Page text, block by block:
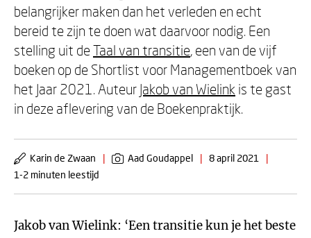
belangrijker maken dan het verleden en echt
bereid te zijn te doen wat daarvoor nodig. Een
stelling uit de Taal van transitie, een van de vijf
boeken op de Shortlist voor Managementboek van
het Jaar 2021. Auteur Jakob van Wielink is te gast
in deze aflevering van de Boekenpraktijk.
Karin de Zwaan | Aad Goudappel | 8 april 2021
|
1-2 minuten leestijd
Jakob van Wielink: ‘Een transitie kun je het beste